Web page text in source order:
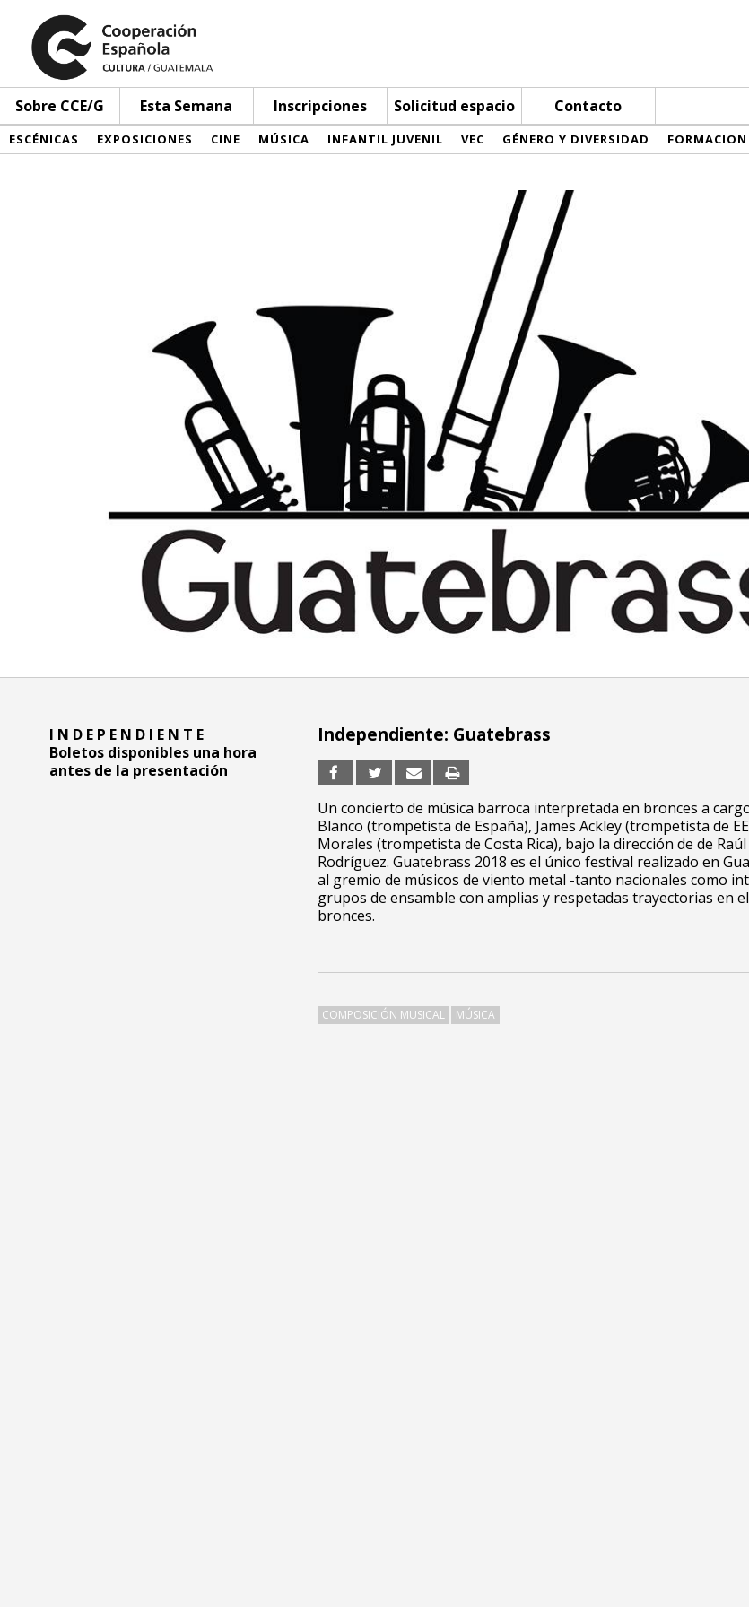
Sobre CCE/G Esta Semana Inscripciones Solicitud espacio Contacto
ESCÉNICAS EXPOSICIONES CINE MÚSICA INFANTIL JUVENIL VEC GÉNERO Y DIVERSIDAD FORMACION
I N D E P E N D I E N T E
Boletos disponibles una hora
antes de la presentación
Independiente: Guatebrass
Un concierto de música barroca interpretada en bronces a
Blanco (trompetista de España), James Ackley (trompetista de
Morales (trompetista de Costa Rica), bajo la dirección de de
Rodríguez. Guatebrass 2018 es el único festival realizado en
al gremio de músicos de viento metal -tanto nacionales como
grupos de ensamble con amplias y respetadas trayectorias en
bronces.
COMPOSICIÓN MUSICAL MÚSICA